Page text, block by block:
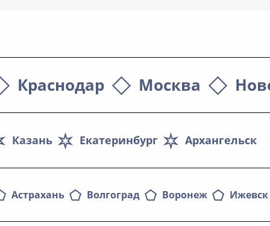
Краснодар Москва
Архангельск
Екатеринбург
Казань
Астрахань Волгоград Воронеж Ижевск